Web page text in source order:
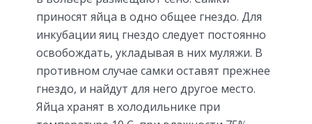
приносят яйца в одно общее гнездо. Для
инкубации яиц гнездо следует постоянно
освобождать, укладывая в них муляжи. В
противном случае самки оставят прежнее
гнездо, и найдут для него другое место.
Яйца хранят в холодильнике при